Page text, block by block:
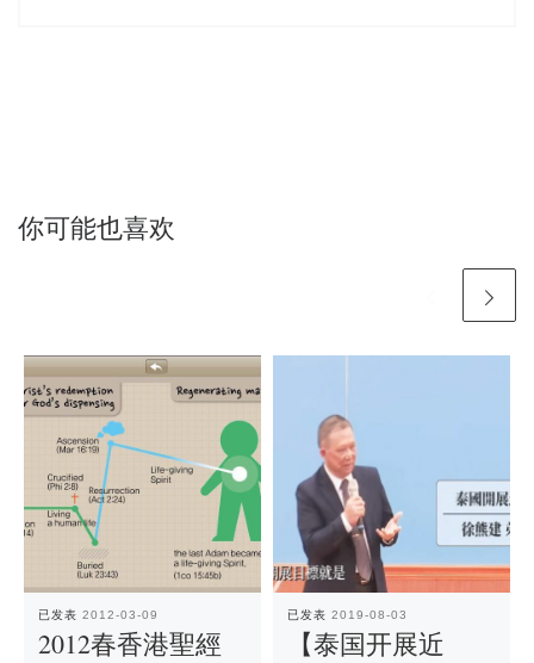
你可能也喜欢
已发表 2012-03-09
2012春香港聖經
已发表 2019-08-03
【泰国开展近